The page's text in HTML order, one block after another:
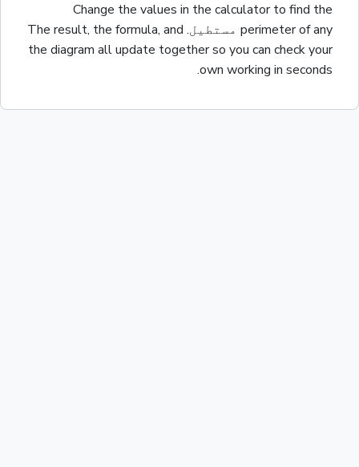
Change the values in the calculator to find the
perimeterof any مستطیل . The result, the formula, and
the diagram all update together so you can check your
own working in seconds.